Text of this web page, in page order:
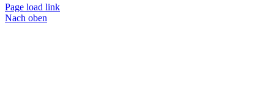
Page load link
Nach oben